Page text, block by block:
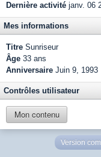
Dernière activité janv. 06
Mes informations
Titre Sunriseur
Âge 33 ans
Anniversaire Juin 9, 1993
Contrôles utilisateur
Mon contenu
Version